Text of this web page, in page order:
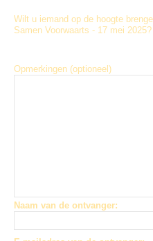
Wilt u iemand op de hoogte
Samen Voorwaarts - 17 mei 2025
Opmerkingen (optioneel)
Naam van de ontvanger: